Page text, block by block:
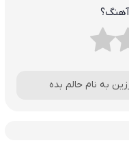
آهنگ؟
به نام حالم بده